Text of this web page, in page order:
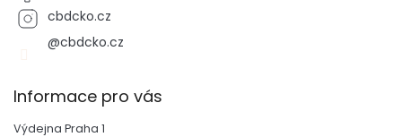
cbdcko.cz
@cbdcko.cz
Informace pro vás
Výdejna Praha 1